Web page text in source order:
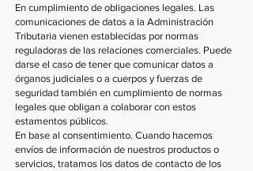
En cumplimiento de obligaciones legales. Las
comunicaciones de datos a la Administración
Tributaria vienen establecidas por normas
reguladoras de las relaciones comerciales. Puede
darse el caso de tener que comunicar datos a
órganos judiciales o a cuerpos y fuerzas de
seguridad también en cumplimiento de normas
legales que obligan a colaborar con estos
estamentos públicos.
En base al consentimiento. Cuando hacemos
envíos de información de nuestros productos o
servicios, tratamos los datos de contacto de los